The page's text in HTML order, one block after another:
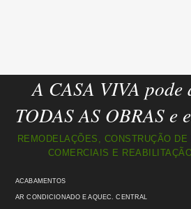
A CASA VIVA pode
TODAS AS OBRAS e
REMODELAÇÕES, CONSTRUÇÃO
COMERCIAIS E
ACABAMENTOS
AR CONDICIONADO E AQUEC. CENTRAL